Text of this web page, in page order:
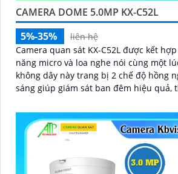
CAMERA DOME 5.0MP KX-C52L
5%-35%
liên hệ
Camera quan sát KX-C52L được kết
năng micro và loa nghe nói cùng một lúc. Camera
không dây này trang bị 2 chế độ hồng
sáng giúp giám sát ban đêm hiệu quả,